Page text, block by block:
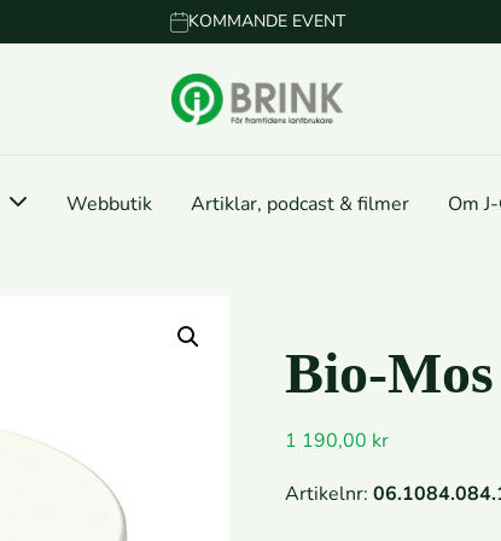
KOMMANDE EVENT
Webbutik Artiklar, podcast & filmer Om
Bio-
1 190,00 kr
Artikelnr: